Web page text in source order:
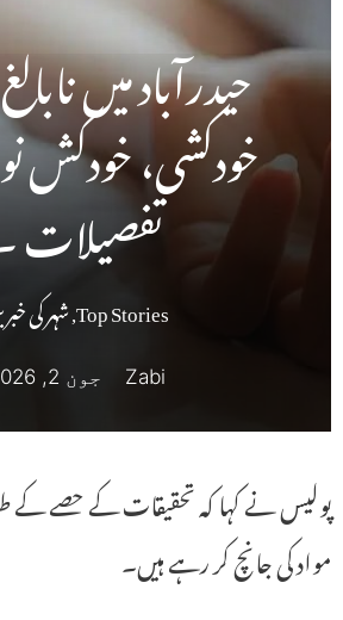
حیدرآباد میں
خودکشی، خودکش
Top Stories
,شہر کی
Zabi جون 2, 2026
پولیس نے کہا کہ تحقیقات کے حصے کے
مواد کی جانچ کر رہے ہیں۔